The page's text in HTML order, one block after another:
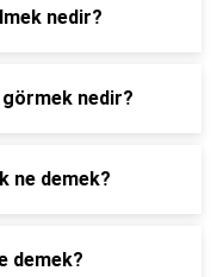
nedir?
görmek nedir?
ne demek?
demek?